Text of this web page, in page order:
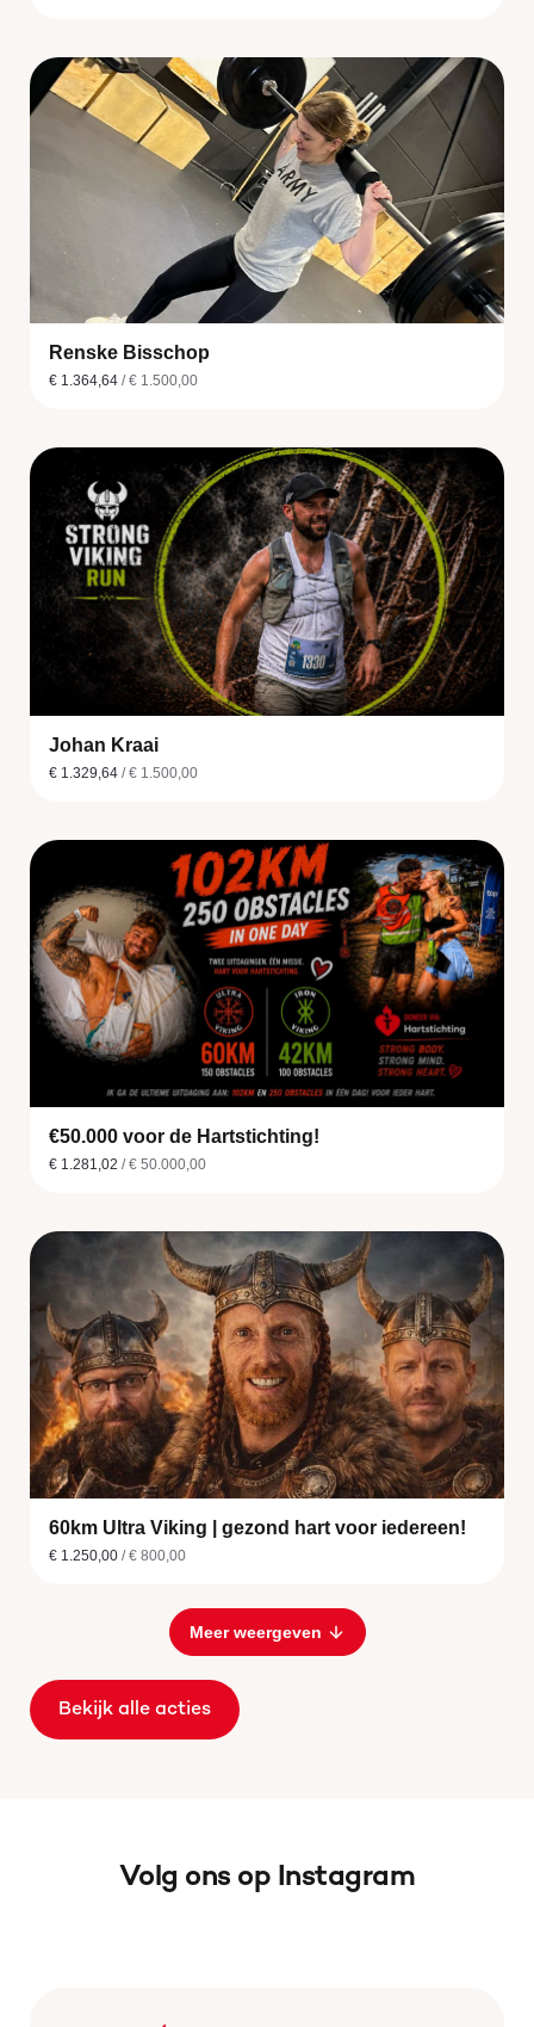
Renske Bisschop
€ 1.364,64 / € 1.500,00
Johan Kraai
€ 1.329,64 / € 1.500,00
€50.000 voor de Hartstichting!
€ 1.281,02 / € 50.000,00
60km Ultra Viking | gezond hart voor iedereen!
€ 1.250,00 / € 800,00
Meer weergeven
Bekijk alle acties
Volg ons op Instagram